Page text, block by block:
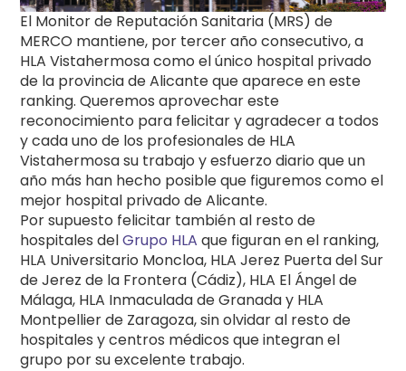
El Monitor de Reputación Sanitaria (MRS) de
MERCO mantiene, por tercer año consecutivo, a
HLA Vistahermosa como el único hospital privado
de la provincia de Alicante que aparece en este
ranking. Queremos aprovechar este
reconocimiento para felicitar y agradecer a todos
y cada uno de los profesionales de HLA
Vistahermosa su trabajo y esfuerzo diario que un
año más han hecho posible que figuremos como el
mejor hospital privado de Alicante.
Por supuesto felicitar también al resto de
hospitales delGrupo HLA que figuran en el ranking,
HLA Universitario Moncloa, HLA Jerez Puerta del Sur
de Jerez de la Frontera (Cádiz), HLA El Ángel de
Málaga, HLA Inmaculada de Granada y HLA
Montpellier de Zaragoza, sin olvidar al resto de
hospitales y centros médicos que integran el
grupo por su excelente trabajo.